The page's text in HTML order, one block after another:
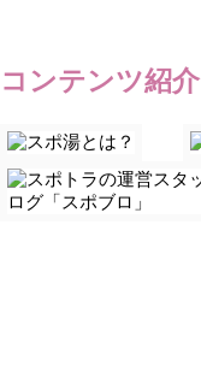
コンテンツ紹介